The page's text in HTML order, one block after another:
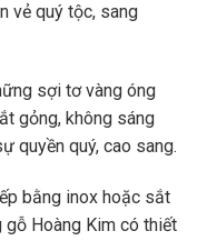
vẻ quý tộc, sang
sợi tơ vàng óng
gỏng, không sáng
quyền quý, cao sang.
bằng inox hoặc sắt
Hoàng Kim có thiết